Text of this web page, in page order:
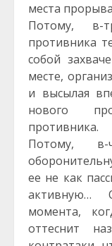
места
Потому, в-
противника
собой
месте,
и высылая
нового
противника.
Потому, в-
ее не как
активную…
момента,
оттеснит